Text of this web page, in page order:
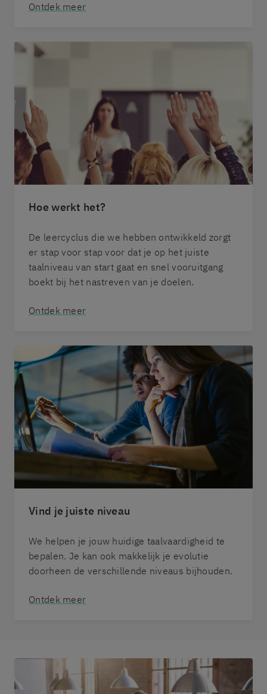
Ontdek meer
Hoe werkt het?
De leercyclus die we hebben ontwikkeld zorgt
er stap voor stap voor dat je op het juiste
taalniveau van start gaat en snel vooruitgang
boekt bij het nastreven van je doelen.
Ontdek meer
Vind je juiste niveau
We helpen je jouw huidige taalvaardigheid te
bepalen. Je kan ook makkelijk je evolutie
doorheen de verschillende niveaus bijhouden.
Ontdek meer